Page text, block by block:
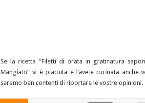
Se la ricetta “Filetti di orata in gratinatura
Mangiato” vi è piaciuta e l’avete cucinata
saremo ben contenti di riportare le vostre opinioni.